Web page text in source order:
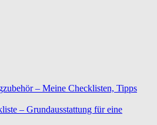
– Meine Checklisten, Tipps
– Grundausstattung für eine